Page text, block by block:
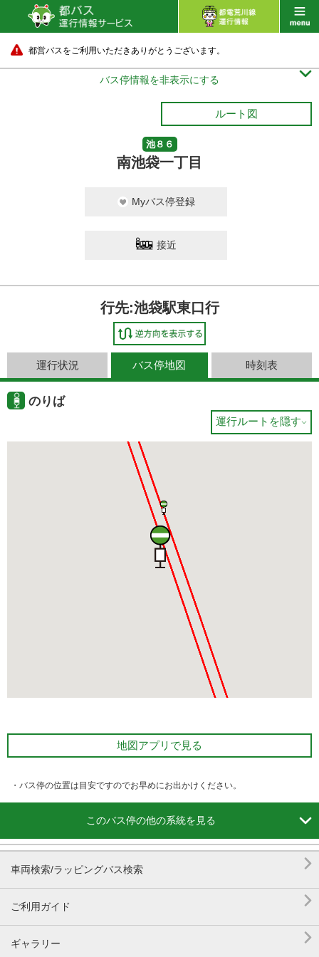
都営バスをご利用いただきありがとうございます。
バス停情報を非表示にする 
ルート図
池８６
南池袋一丁目
Myバス停登録
接近
行先:池袋駅東口行
運行状況 バス停地図 時刻表
のりば
運行ルートを隠す
地図アプリで見る
・バス停の位置は目安ですのでお早めにお出かけください。
このバス停の他の系統を見る 
車両検索/ラッピングバス検索 
ご利用ガイド 
ギャラリー 